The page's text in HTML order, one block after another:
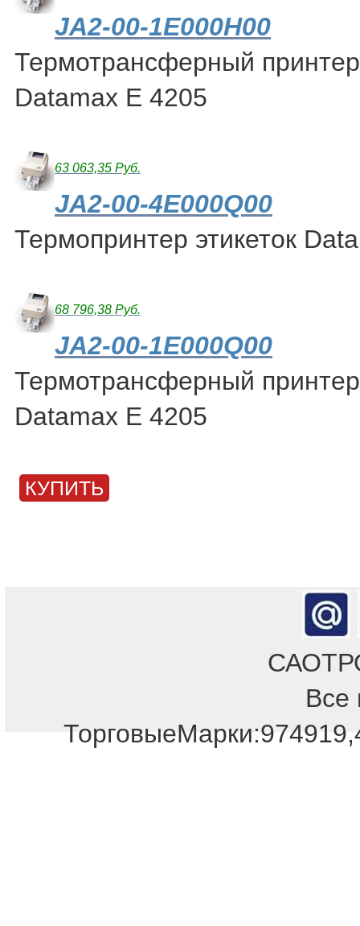
JA2-00-1Е000Н00
Термотрансферный принтер
Datamax E 4205
63 063,35 Руб.
JA2-00-4E000Q00
Термопринтер этикеток
68 796,38 Руб.
JA2-00-1E000Q00
Термотрансферный принтер
Datamax E 4205
КУПИТЬ
Все